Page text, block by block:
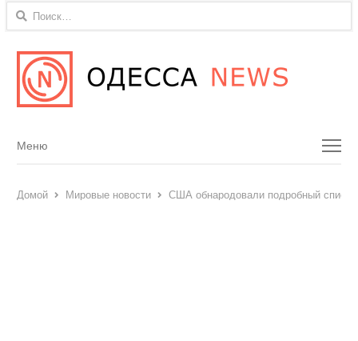
Найти:
Menu
Меню
Домой Мировые новости США обнародовали подробный список